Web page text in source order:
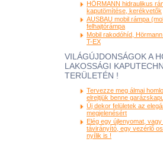
HÖRMANN hidraulikus
kaputömítése, kerékvetők
AUSBAU mobil rámpa
felhajtórámpa
Mobil rakodóhíd,
T-EX
VILÁGÚJDONSÁGOK A
LAKOSSÁGI
TERÜLETÉN !
Tervezze meg álmai
elrejtjük benne
Új dekor felületek az
megjelenésért
Elég egy újlenyomat,
távirányító, egy vezérlő
nyílik is !